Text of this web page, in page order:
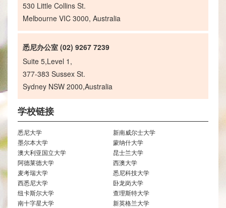
530 Little Collins St.
Melbourne VIC 3000, Australia
悉尼办公室 (02) 9267 7239
Suite 5,Level 1,
377-383 Sussex St.
Sydney NSW 2000,Australia
学校链接
悉尼大学
新南威尔士大学
墨尔本大学
蒙纳什大学
澳大利亚国立大学
昆士兰大学
阿德莱德大学
西澳大学
麦考瑞大学
悉尼科技大学
西悉尼大学
卧龙岗大学
纽卡斯尔大学
查理斯特大学
南十字星大学
新英格兰大学